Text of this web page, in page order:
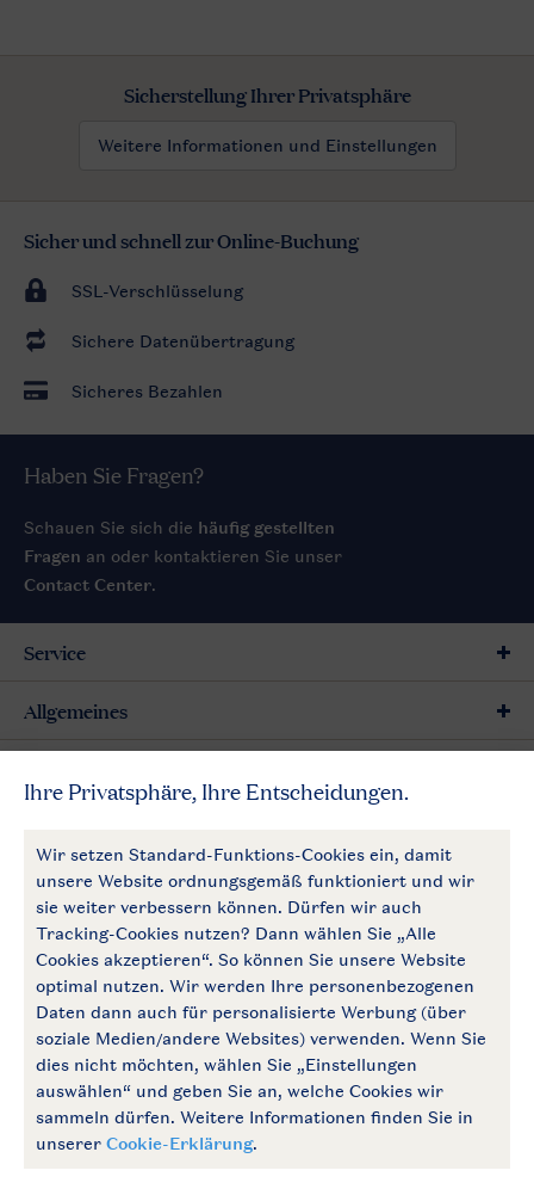
Sicherstellung Ihrer Privatsphäre
Weitere Informationen und Einstellungen
Sicher und schnell zur Online-Buchung
SSL-Verschlüsselung
Sichere Datenübertragung
Sicheres Bezahlen
Haben Sie Fragen?
Schauen Sie sich die häufig gestellten
Fragen an oder kontaktieren Sie unser
Contact Center.
Follow Us
facebookinstagram
Zum Newsletter anmelden
Service
Allgemeines